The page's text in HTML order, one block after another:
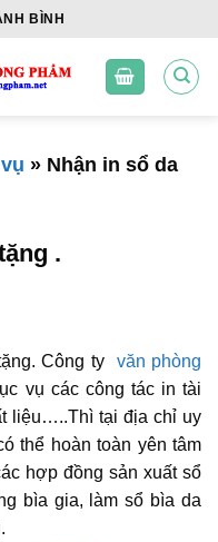
BÌNH
» Nhận in sổ da
.
Công ty văn phòng
vụ các công tác in tài
liệu…..Thì tại địa chỉ uy
thể hoàn toàn yên tâm
hợp đồng sản xuất sổ
bìa gia, làm sổ bìa da